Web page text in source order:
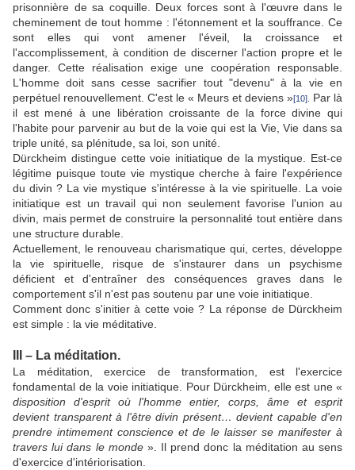
prisonnière de sa coquille. Deux forces sont à l'œuvre dans le
cheminement de tout homme : l'étonnement et la souffrance. Ce
sont elles qui vont amener l'éveil, la croissance et
l'accomplissement, à condition de discerner l'action propre et le
danger. Cette réalisation exige une coopération responsable.
L'homme doit sans cesse sacrifier tout "devenu" à la vie en
perpétuel renouvellement. C'est le « Meurs et deviens »[10]
Par là
il est mené à une libération croissante de la force divine qui
l'habite pour parvenir au but de la voie qui est la Vie, Vie dans sa
triple unité, sa plénitude, sa loi, son unité.
Dürckheim distingue cette voie initiatique de la mystique. Est-ce
légitime puisque toute vie mystique cherche à faire l'expérience
du divin ? La vie mystique s'intéresse à la vie spirituelle. La voie
initiatique est un travail qui non seulement favorise l'union au
divin, mais permet de construire la personnalité tout entière dans
une structure durable.
Actuellement, le renouveau charismatique qui, certes, développe
la vie spirituelle, risque de s'instaurer dans un psychisme
déficient et d'entraîner des conséquences graves dans le
comportement s'il n'est pas soutenu par une voie initiatique.
Comment donc s'initier à cette voie ? La réponse de Dürckheim
est simple : la vie méditative.
III – La méditation.
La méditation, exercice de transformation, est l'exercice
fondamental de la voie initiatique. Pour Dürckheim, elle est une «
disposition d'esprit où l'homme entier, corps, âme et esprit
devient transparent à l'être divin présent… devient capable d'en
prendre intimement conscience et de le laisser se manifester à
travers lui dans le monde». Il prend donc la méditation au sens
d'exercice d'intériorisation.